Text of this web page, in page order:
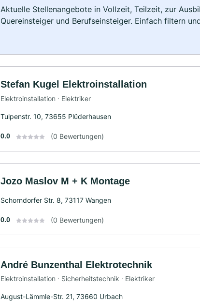
Aktuelle Stellenangebote in Vollzeit, Teilzeit, zur
Quereinsteiger und Berufseinsteiger. Einfach filtern
Stefan Kugel Elektroinstallation
Elektroinstallation · Elektriker
Tulpenstr. 10, 73655 Plüderhausen
0.0 (0 Bewertungen)
Jozo Maslov M + K Montage
Schorndorfer Str. 8, 73117 Wangen
0.0 (0 Bewertungen)
André Bunzenthal Elektrotechnik
Elektroinstallation · Sicherheitstechnik · Elektriker
August-Lämmle-Str. 21, 73660 Urbach